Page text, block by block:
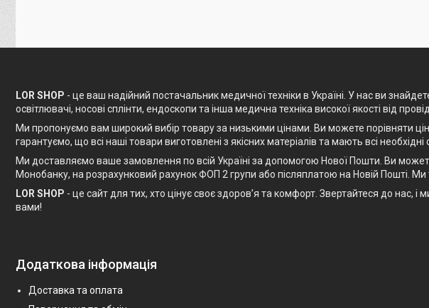
LOR SHOP - це ваш надійний постачальник медичної техніки в Україні. У нас ви
освітлювачі, носові сплінти, ендоскопи та інша медична техніка високої якості від
Ми пропонуємо вам широкий вибір товару за низькими цінами. Ви можете порівняти
гарантуємо, що всі наші товари виготовлені з якісних матеріалів та мають всі необхідні
Ми доставляємо ваше замовлення по всій Україні за допомогою Нової Пошти. Ви
Монобанку, на розрахунковий рахунок ФОП 2 групи або післяплатою на Новій Пошті.
LOR SHOP - це сайт для тих, хто цінує своє здоров’я та комфорт. Звертайтеся до
вами!
Додаткова інформація
Доставка та оплата